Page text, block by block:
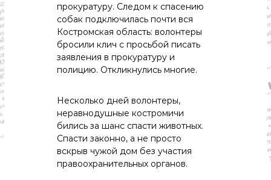
л
ь
р
а
,
о
р
т
прокуратуру. Следом к спасению
собак подключилась почти вся
Костромская область: волонтеры
бросили клич с просьбой писать
заявления в прокуратуру и
полицию. Откликнулись многие.
Несколько дней волонтеры,
неравнодушные костромичи
бились за шанс спасти животных.
Спасти законно, а не просто
вскрыв чужой дом без участия
правоохранительных органов.